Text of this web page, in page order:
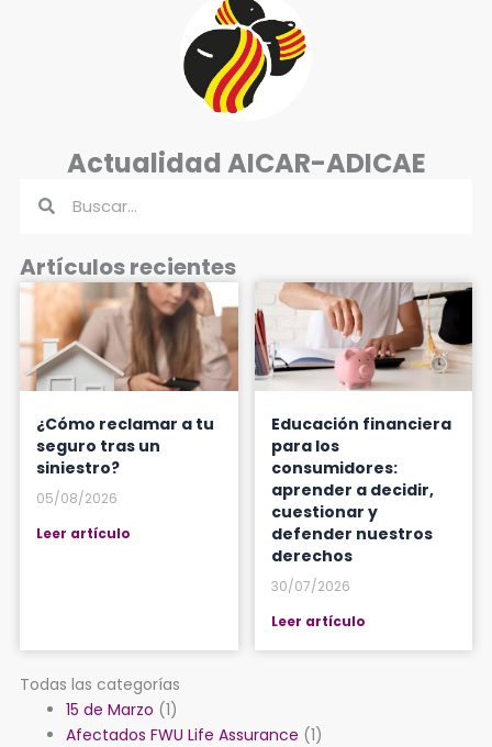
Actualidad AICAR-ADICAE
Artículos recientes
¿Cómo reclamar a tu
seguro tras un
siniestro?
05/08/2026
Leer artículo
Educación financiera
para los
consumidores:
aprender a decidir,
cuestionar y
defender nuestros
derechos
30/07/2026
Leer artículo
Todas las categorías
15 de Marzo (1)
Afectados FWU Life Assurance (1)